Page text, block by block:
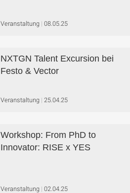
Veranstaltung 08.05.25
NXTGN Talent Excursion bei
Festo & Vector
Veranstaltung 25.04.25
Workshop: From PhD to
Innovator: RISE x YES
Veranstaltung 02.04.25